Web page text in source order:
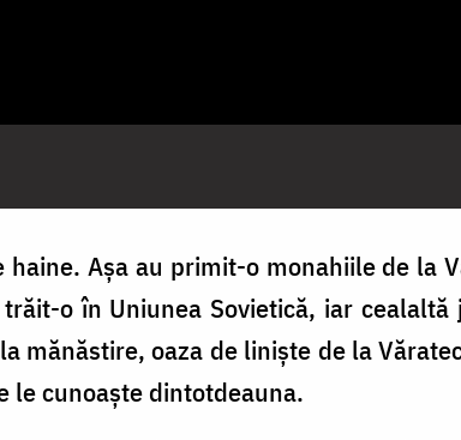
Așa au primit-o monahiile de la
o în Uniunea Sovietică, iar
mănăstire, oaza de liniște de la
le cunoaște dintotdeauna.